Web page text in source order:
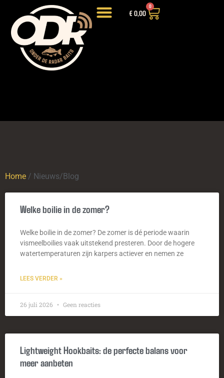
€0,00
0
Home / Nieuws/Blog
Welke boilie in de zomer?
Welke boilie in de zomer? De zomer is dé periode waarin
vismeelboilies vaak uitstekend presteren. Door de hogere
watertemperaturen zijn karpers actiever en nemen ze
LEES VERDER »
26 juli 2026 Geen reacties
Lightweight Hookbaits: de perfecte balans voor
meer aanbeten